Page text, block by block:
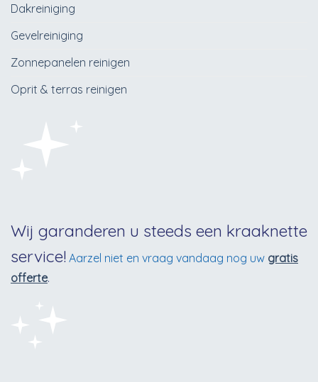
Dakreiniging
Gevelreiniging
Zonnepanelen reinigen
Oprit & terras reinigen
Wij garanderen u steeds een kraaknette
service! Aarzel niet en vraag vandaag nog uw gratis
offerte.